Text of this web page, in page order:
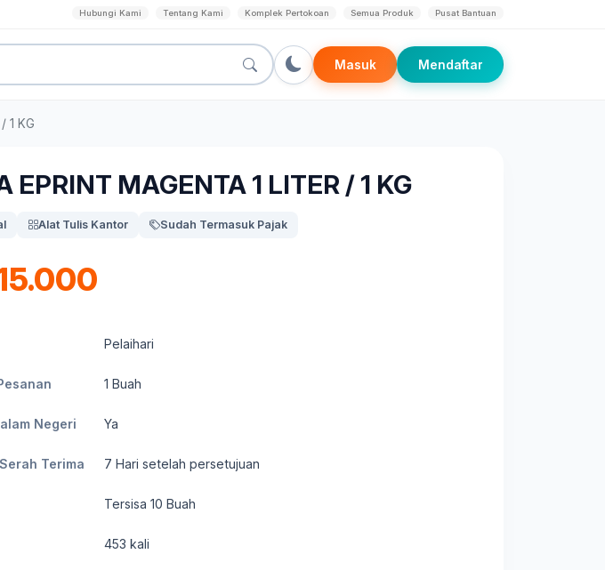
Hubungi Kami Tentang Kami Komplek Pertokoan Semua Produk Pusat Bantuan
Masuk Mendaftar
1 KG
EPRINT MAGENTA 1 LITER / 1 KG
Alat Tulis Kantor Sudah Termasuk Pajak
Pelaihari
1 Buah
Negeri Ya
Terima 7 Hari setelah persetujuan
Tersisa 10 Buah
453 kali